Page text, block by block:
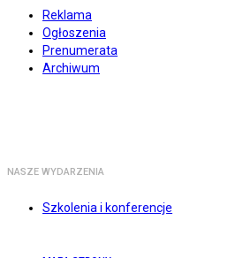
Reklama
Ogłoszenia
Prenumerata
Archiwum
NASZE WYDARZENIA
Szkolenia i konferencje